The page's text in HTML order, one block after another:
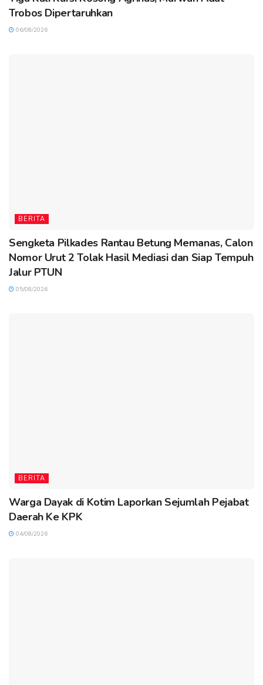
Trobos Dipertaruhkan
06/08/2026
BERITA
Sengketa Pilkades Rantau Betung Memanas, Calon
Nomor Urut 2 Tolak Hasil Mediasi dan Siap Tempuh
Jalur PTUN
05/08/2026
BERITA
Warga Dayak di Kotim Laporkan Sejumlah Pejabat
Daerah Ke KPK
04/08/2026